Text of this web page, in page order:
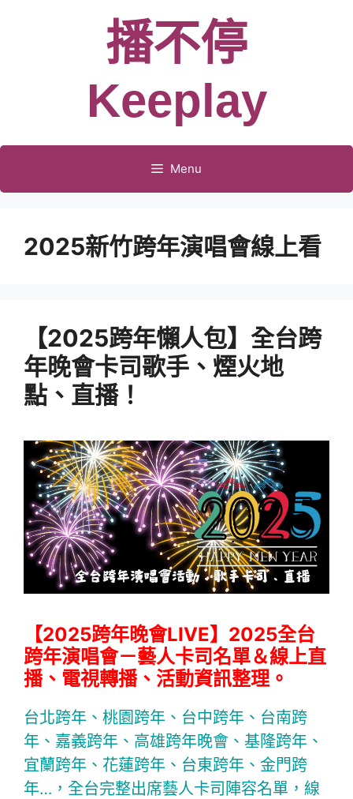
播不停
Keeplay
Menu
2025新竹跨年演唱會線上看
【2025跨年懶人包】全台跨
年晚會卡司歌手、煙火地
點、直播！
【2025跨年晚會LIVE】2025全台
跨年演唱會－藝人卡司名單＆線上直
播、電視轉播、活動資訊整理。
台北跨年、桃園跨年、台中跨年、台南跨
年、嘉義跨年、高雄跨年晚會、基隆跨年、
宜蘭跨年、花蓮跨年、台東跨年、金門跨
年…，全台完整出席藝人卡司陣容名單，線